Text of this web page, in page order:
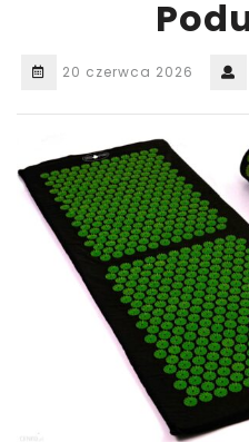
20 czerwca 2026